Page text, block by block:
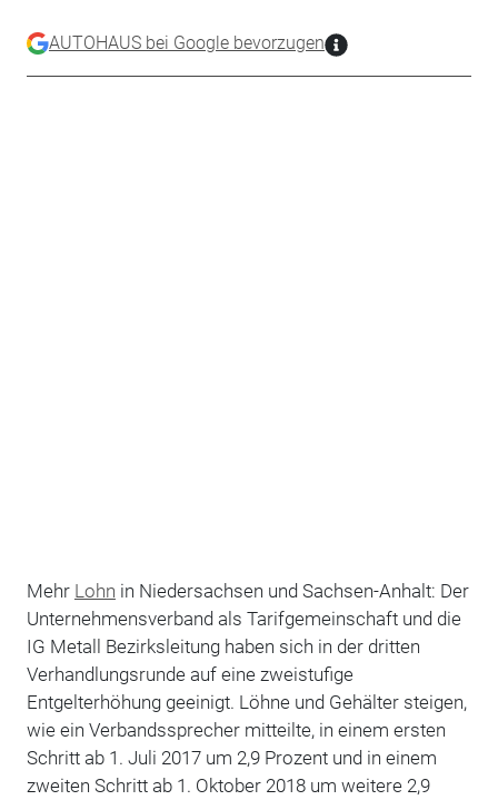
AUTOHAUS bei Google bevorzugen
Mehr Lohn in Niedersachsen und Sachsen-Anhalt: Der
Unternehmensverband als Tarifgemeinschaft und die
IG Metall Bezirksleitung haben sich in der dritten
Verhandlungsrunde auf eine zweistufige
Entgelterhöhung geeinigt. Löhne und Gehälter steigen,
wie ein Verbandssprecher mitteilte, in einem ersten
Schritt ab 1. Juli 2017 um 2,9 Prozent und in einem
zweiten Schritt ab 1. Oktober 2018 um weitere 2,9